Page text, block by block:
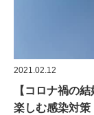
2021.02.12
【コロナ禍の
楽しむ感染対策